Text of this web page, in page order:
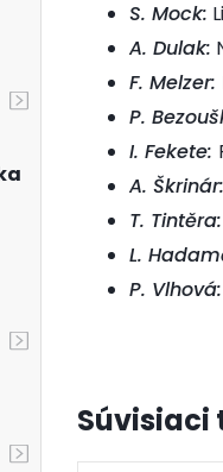
S. Mock:
A. Dulak:
F. Melzer:
P.
I. Fekete:
A. Škrinár:
T. Tintěra:
L.
P. Vlhová:
Súvisiaci